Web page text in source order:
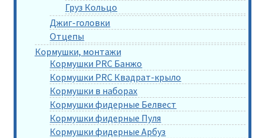
Груз Кольцо
Джиг-головки
Отцепы
Кормушки, монтажи
Кормушки PRC Банжо
Кормушки PRC Квадрат-крыло
Кормушки в наборах
Кормушки фидерные Белвест
Кормушки фидерные Пуля
Кормушки фидерные Арбуз